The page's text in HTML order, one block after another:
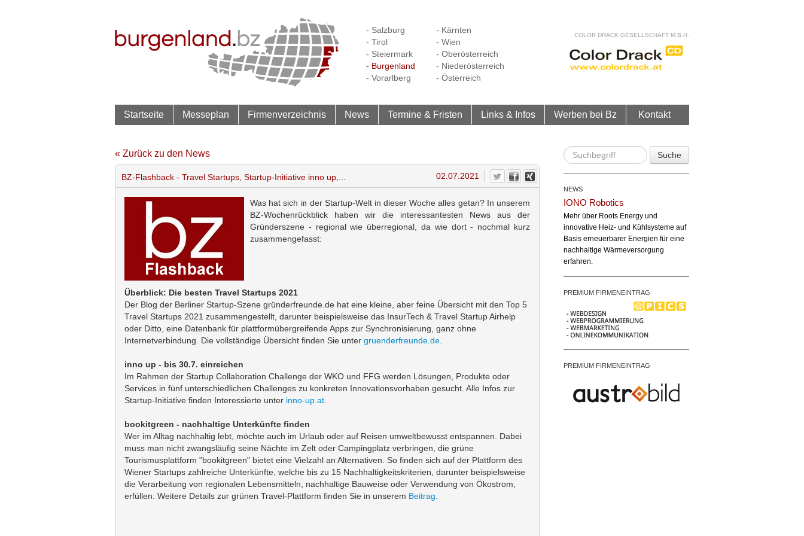
- Salzburg
- Tirol
- Steiermark
- Burgenland
- Vorarlberg
- Kärnten
- Wien
- Oberösterreich
- Niederösterreich
- Österreich
COLOR DRACK GESELLSCHAFT M.B.H.
Startseite Messeplan Firmenverzeichnis News Termine & Fristen Links & Infos Werben bei Bz Kontakt
« Zurück zu den News
BZ-Flashback - Travel Startups, Startup-Initiative inno up,... 02.07.2021
Was hat sich in der Startup-Welt in dieser Woche alles getan? In unserem
BZ-Wochenrückblick haben wir die interessantesten News aus der
Gründerszene - regional wie überregional, da wie dort - nochmal kurz
zusammengefasst:
Überblick: Die besten Travel Startups 2021
Der Blog der Berliner Startup-Szene gründerfreunde.de hat eine kleine, aber feine Übersicht mit den Top 5
Travel Startups 2021 zusammengestellt, darunter beispielsweise das InsurTech & Travel Startup Airhelp
oder Ditto, eine Datenbank für plattformübergreifende Apps zur Synchronisierung, ganz ohne
Internetverbindung. Die vollständige Übersicht finden Sie unter gruenderfreunde.de
inno up - bis 30.7. einreichen
Im Rahmen der Startup Collaboration Challenge der WKO und FFG werden Lösungen, Produkte oder
Services in fünf unterschiedlichen Challenges zu konkreten Innovationsvorhaben gesucht. Alle Infos zur
Startup-Initiative finden Interessierte unter inno-up.at
bookitgreen - nachhaltige Unterkünfte finden
Wer im Alltag nachhaltig lebt, möchte auch im Urlaub oder auf Reisen umweltbewusst entspannen. Dabei
muss man nicht zwangsläufig seine Nächte im Zelt oder Campingplatz verbringen, die grüne
Tourismusplattform "bookitgreen" bietet eine Vielzahl an Alternativen. So finden sich auf der Plattform des
Wiener Startups zahlreiche Unterkünfte, welche bis zu 15 Nachhaltigkeitskriterien, darunter beispielsweise
die Verarbeitung von regionalen Lebensmitteln, nachhaltige Bauweise oder Verwendung von Ökostrom,
erfüllen. Weitere Details zur grünen Travel-Plattform finden Sie in unserem Beitrag
Suche
NEWS
IONO Robotics
Mehr über Roots Energy und
innovative Heiz- und Kühlsysteme auf
Basis erneuerbarer Energien für eine
nachhaltige Wärmeversorgung
erfahren.
PREMIUM FIRMENEINTRAG
PREMIUM FIRMENEINTRAG